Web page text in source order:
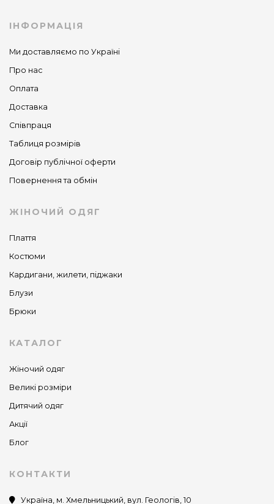
ІНФОРМАЦІЯ
Ми доставляємо по Україні
Про нас
Оплата
Доставка
Співпраця
Таблиця розмірів
Договір публічної оферти
Повернення та обмін
ЖІНОЧИЙ ОДЯГ
Плаття
Костюми
Кардигани, жилети, піджаки
Блузи
Брюки
КАТАЛОГ
Жіночий одяг
Великі розміри
Дитячий одяг
Акції
Блог
КОНТАКТИ
Україна, м. Хмельницький, вул. Геологів, 10